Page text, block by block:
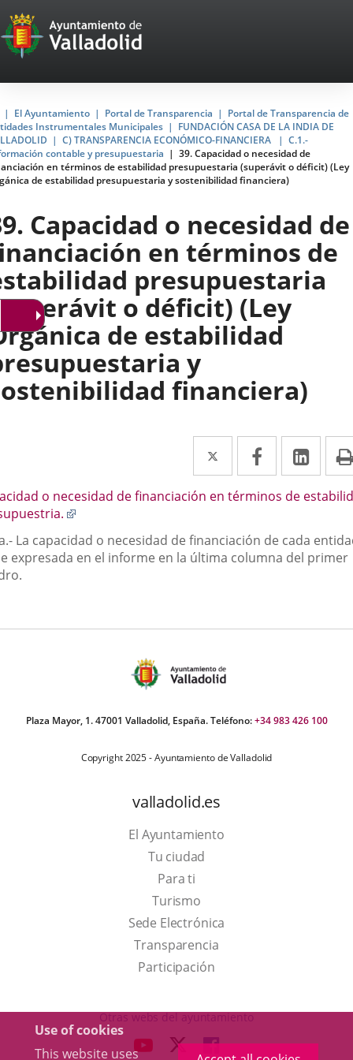
Use of cookies
This website uses
Portal
Web
del
Ayuntamiento
de
Valladolid
El Ayuntamiento Portal de Transparencia
Portal de Transparencia de
Instrumentales Municipales
FUNDACIÓN CASA DE LA INDIA DE
C) TRANSPARENCIA ECONÓMICO-FINANCIERA
C.1.-
contable y presupuestaria
39. Capacidad o necesidad de
en términos de estabilidad presupuestaria (superávit o déficit) (Ley
de estabilidad presupuestaria y sostenibilidad financiera)
Capacidad o necesidad de
en términos de
presupuestaria
o déficit) (Ley
de estabilidad
y
financiera)
Twitter
Enlace
a
una
aplicación
externa.
Facebook
Enlace
a
una
aplicación
externa.
a
una
o necesidad de financiación en términos de
una
aplicación
La capacidad o necesidad de financiación de cada
expresada en el informe en la última columna del primer
Plaza Mayor, 1. 47001 Valladolid, España. Teléfono:+34 983 426 100
Copyright 2025 - Ayuntamiento de Valladolid
valladolid.es
El Ayuntamiento
Tu ciudad
Para ti
TurismoThis
link
will
open
a
up
Sede Electrónica
Transparencia
Participación
Otras webs del ayuntamiento
LINK LINKLINK